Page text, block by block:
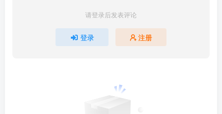
请登录后发表评论
登录 注册